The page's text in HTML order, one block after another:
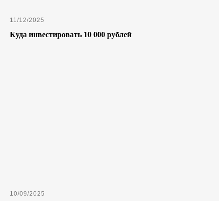
11/12/2025
Куда инвестировать 10 000 рублей
10/09/2025